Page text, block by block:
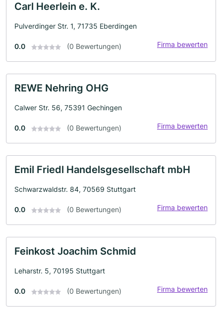
Carl Heerlein e. K.
Pulverdinger Str. 1, 71735 Eberdingen
0.0 (0 Bewertungen) Firma bewerten
REWE Nehring OHG
Calwer Str. 56, 75391 Gechingen
0.0 (0 Bewertungen) Firma bewerten
Emil Friedl Handelsgesellschaft mbH
Schwarzwaldstr. 84, 70569 Stuttgart
0.0 (0 Bewertungen) Firma bewerten
Feinkost Joachim Schmid
Leharstr. 5, 70195 Stuttgart
0.0 (0 Bewertungen) Firma bewerten